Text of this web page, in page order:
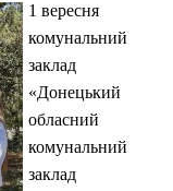
1 вересня
комунальний
заклад
«Донецький
обласний
комунальний
заклад